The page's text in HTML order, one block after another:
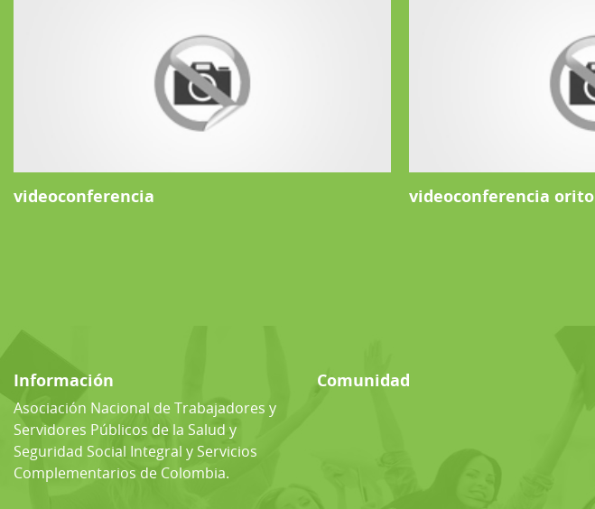
videoconferencia videoconferencia orito
Información
Asociación Nacional de Trabajadores y
Servidores Públicos de la Salud y
Seguridad Social Integral y Servicios
Complementarios de Colombia.
Comunidad